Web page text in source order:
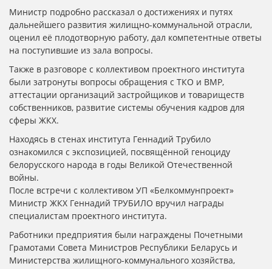
Министр подробно рассказал о достижениях и путях
дальнейшего развития жилищно-коммунальной отрасли,
оценил её плодотворную работу, дал компетентные ответы
на поступившие из зала вопросы.
Также в разговоре с коллективом проектного института
были затронуты вопросы обращения с ТКО и ВМР,
аттестации организаций застройщиков и товариществ
собственников, развитие системы обучения кадров для
сферы ЖКХ.
Находясь в стенах института Геннадий Трубило
ознакомился с экспозицией, посвящённой геноциду
белорусского народа в годы Великой Отечественной
войны.
После встречи с коллективом УП «Белкоммунпроект»
Министр ЖКХ Геннадий ТРУБИЛО вручил награды
специалистам проектного института.
Работники предприятия были награждены Почетными
Грамотами Совета Министров Республики Беларусь и
Министерства жилищного-коммунального хозяйства,